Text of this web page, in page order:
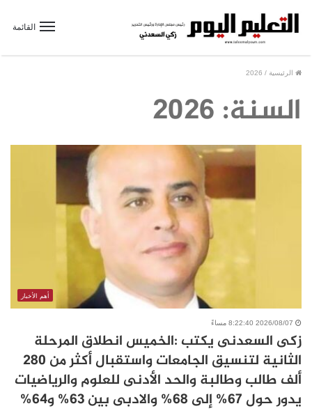
القائمة
الرئيسية /
2026
السنة: 2026
أهم الأخبار
2026/08/07 8:22:40 مساءً
زكى السعدنى يكتب :الخميس انطلاق المرحلة
الثانية لتنسيق الجامعات واستقبال أكثر من 280
ألف طالب وطالبة والحد الأدنى للعلوم والرياضيات
يدور حول 67% إلى 68% والادبى بين 63% و64%